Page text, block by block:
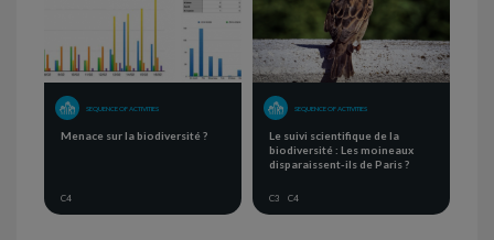
SEQUENCE OF ACTIVITIES
Menace sur la biodiversité ?
C4
SEQUENCE OF ACTIVITIES
Le suivi scientifique de la
biodiversité : Les moineaux
disparaissent-ils de Paris ?
C3 C4